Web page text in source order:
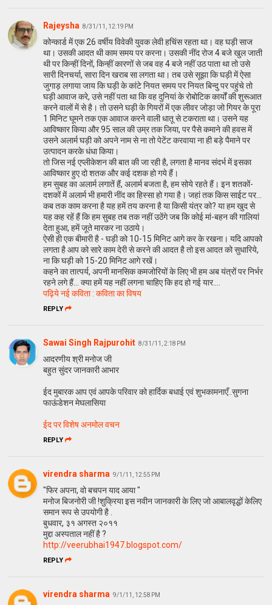
Rajeysha 8/31/11, 12:19 PM
कोन्कार्ड में एक 26 वर्षीय विवेकी युवक लेवी हचिंस रहता था। वह घड़ी साज
था। उसकी आदत थी काम समय पर करना। उसकी नींद रोज 4 बजे खुल जाती
थी पर किन्हीं दिनों, किन्हीं कारणों से जब वह 4 बजे नहीं उठ पाता था तो उसे
सारी दिनचर्या, सारा दिन खराब सा लगता था। तब उसे सूझा कि घड़ी में ऐसा
जुगाड़ लगाया जाय कि घड़ी के कांटे नियत समय पर नियत बिन्दु पर पहुंचे तो
घड़ी आवाज करे, उसे नहीं पता था कि वह दुनियां के रोबोटिक कार्यों की शुरूआत
करने वालों में से है। तो उसने घड़ी के गियरों में एक लीवर जोड़ा जो गियर के पूरा
1 मिनिट घूमने तक एक आवाज करने वाली धातू से टकराता था। उसने यह
आवि‍ष्‍कार कि‍या और 95 साल की उम्र तक जि‍या, पर पैसे कमाने की हवस में
उसने अलार्म घड़ी को अपने नाम से ना तो पेटेंट करवाया ना ही बड़े पैमाने पर
उत्‍पादन करके धंधा कि‍या।
तो जिस नई एप्लीकेशन की बात की जा रही है, लगता है मानव संदर्भ में इसका
आविष्कार हुए दो शतक और कई दशक हो गये हैं।
हम सुबह का अलार्म लगातें हैं, अलार्म बजता है, हम सोये रहते हैं। इन शतकों-
दशकों में अलार्म भी हमारी नींद का हिस्सा हो गया है। जहां तक किस साईट पर...
कब तक काम करना है यह हमें तय करना है या किसी यंत्र को? या हम खुद से
यह कह रहें हैं कि हम सुबह तब तक नहीं उठेंगे जब कि कोई मां-बहन की गालियां
देता हुआ, हमें जूते मारकर ना उठाये।
ऐसी ही एक बीमारी है - घड़ी को 10-15 मिनिट आगे कर के रखना। यदि आपको
लगता है आप को सारे काम देरी से करने की आदत है तो इस आदत को सुधारिये,
ना कि घड़ी को 15-20 मिनिट आगे रखें।
कहने का तात्पर्य, अपनी मानसिक कमजोरियों के लिए भी हम अब यंत्रों पर निर्भर
रहने लगे हैं... क्या हमें यह नहीं लगना चाहिए कि हद हो गई यार....
पढ़ि‍ये नई कवि‍ता : कवि‍ता का वि‍षय
REPLY
Sawai Singh Rajpurohit 8/31/11, 2:18 PM
आदरणीय श्री मनोज जी
बहुत सुंदर जानकारी आभार
ईद मुबारक आप एवं आपके परिवार को हार्दिक बधाई एवं शुभकामनाएँ..सुगना
फाऊंडेशन मेघलासिया
ईद पर विशेष अनमोल वचन
REPLY
virendra sharma 9/1/11, 12:55 PM
"फिर अपना, वो बचपन याद आया "
मनोज बिजनोरी जी !शुक्रिया इस नवीन जानकारी के लिए जो आबालवृद्धों केलिए
समान रूप से उपयोगी है .
बुधवार, ३१ अगस्त २०११
मुद्दा अस्पताल नहीं है ?
http://veerubhai1947.blogspot.com/
REPLY
virendra sharma 9/1/11, 12:58 PM